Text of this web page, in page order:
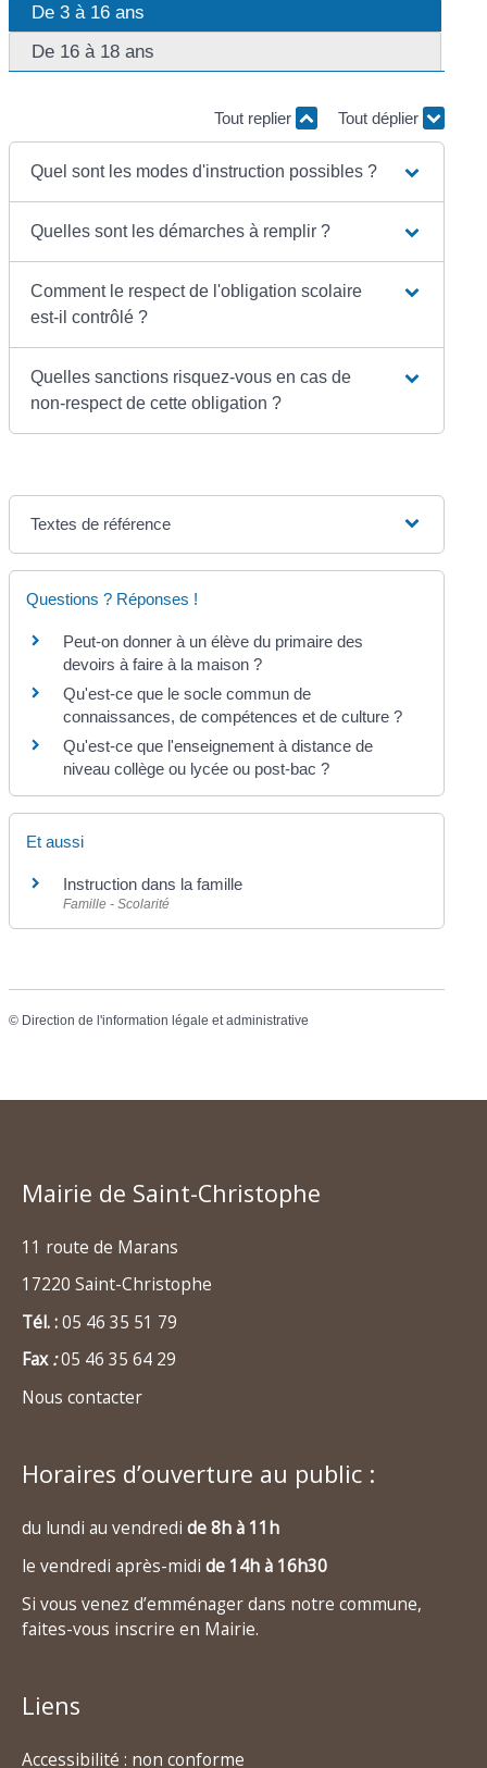
De 3 à 16 ans
De 16 à 18 ans
Tout replier Tout déplier
Quel sont les modes d'instruction possibles ?
Quelles sont les démarches à remplir ?
Comment le respect de l'obligation scolaire
est-il contrôlé ?
Quelles sanctions risquez-vous en cas de
non-respect de cette obligation ?
Textes de référence
Questions ? Réponses !
Peut-on donner à un élève du primaire des
devoirs à faire à la maison ?
Qu'est-ce que le socle commun de
connaissances, de compétences et de culture ?
Qu'est-ce que l'enseignement à distance de
niveau collège ou lycée ou post-bac ?
Et aussi
Instruction dans la famille
Famille - Scolarité
© Direction de l'information légale et administrative
Mairie de Saint-Christophe
11 route de Marans
17220 Saint-Christophe
Tél. :05 46 35 51 79
Fax:05 46 35 64 29
Nous contacter
Horaires d’ouverture au public :
du lundi au vendredi de 8h à 11h
le vendredi après-midi de 14h à 16h30
Si vous venez d’emménager dans notre commune,
faites-vous inscrire en Mairie.
Liens
Accessibilité : non conforme